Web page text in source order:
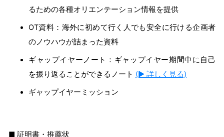
るための各種オリエンテーション情報を提供
OT資料：海外に初めて行く人でも安全に行ける企画者
のノウハウが詰まった資料
ギャップイヤーノート：ギャップイヤー期間中に自己
を振り返ることができるノート (▶ 詳しく見る)
ギャップイヤーミッション
■ 証明書・推薦状